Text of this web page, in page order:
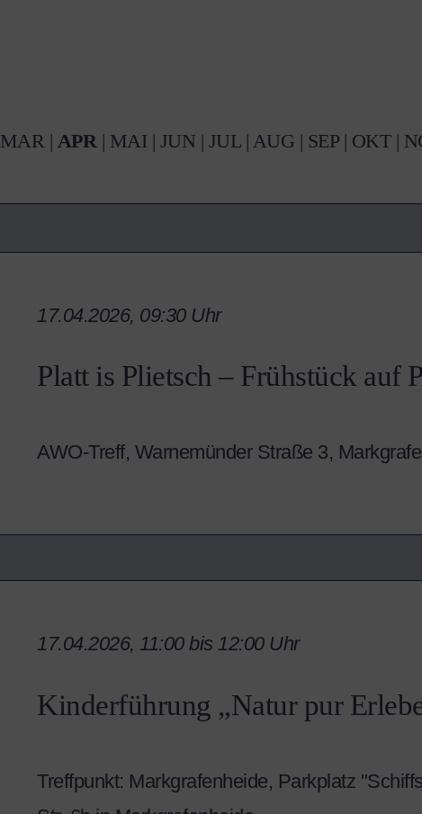
MAR| APR| MAI | JUN | JUL| AUG | SEP| OKT|
Platt is Plietsch – Frühstück auf
17.04.2026, 09:30 Uhr
AWO-Treff, Warnemünder Straße 3,
Kinderführung „Natur pur
17.04.2026, 11:00 bis 12:00 Uhr
Treffpunkt: Markgrafenheide, Parkplatz